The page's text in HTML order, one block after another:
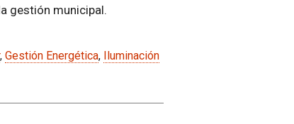
gestión municipal.
, Gestión Energética, Iluminación